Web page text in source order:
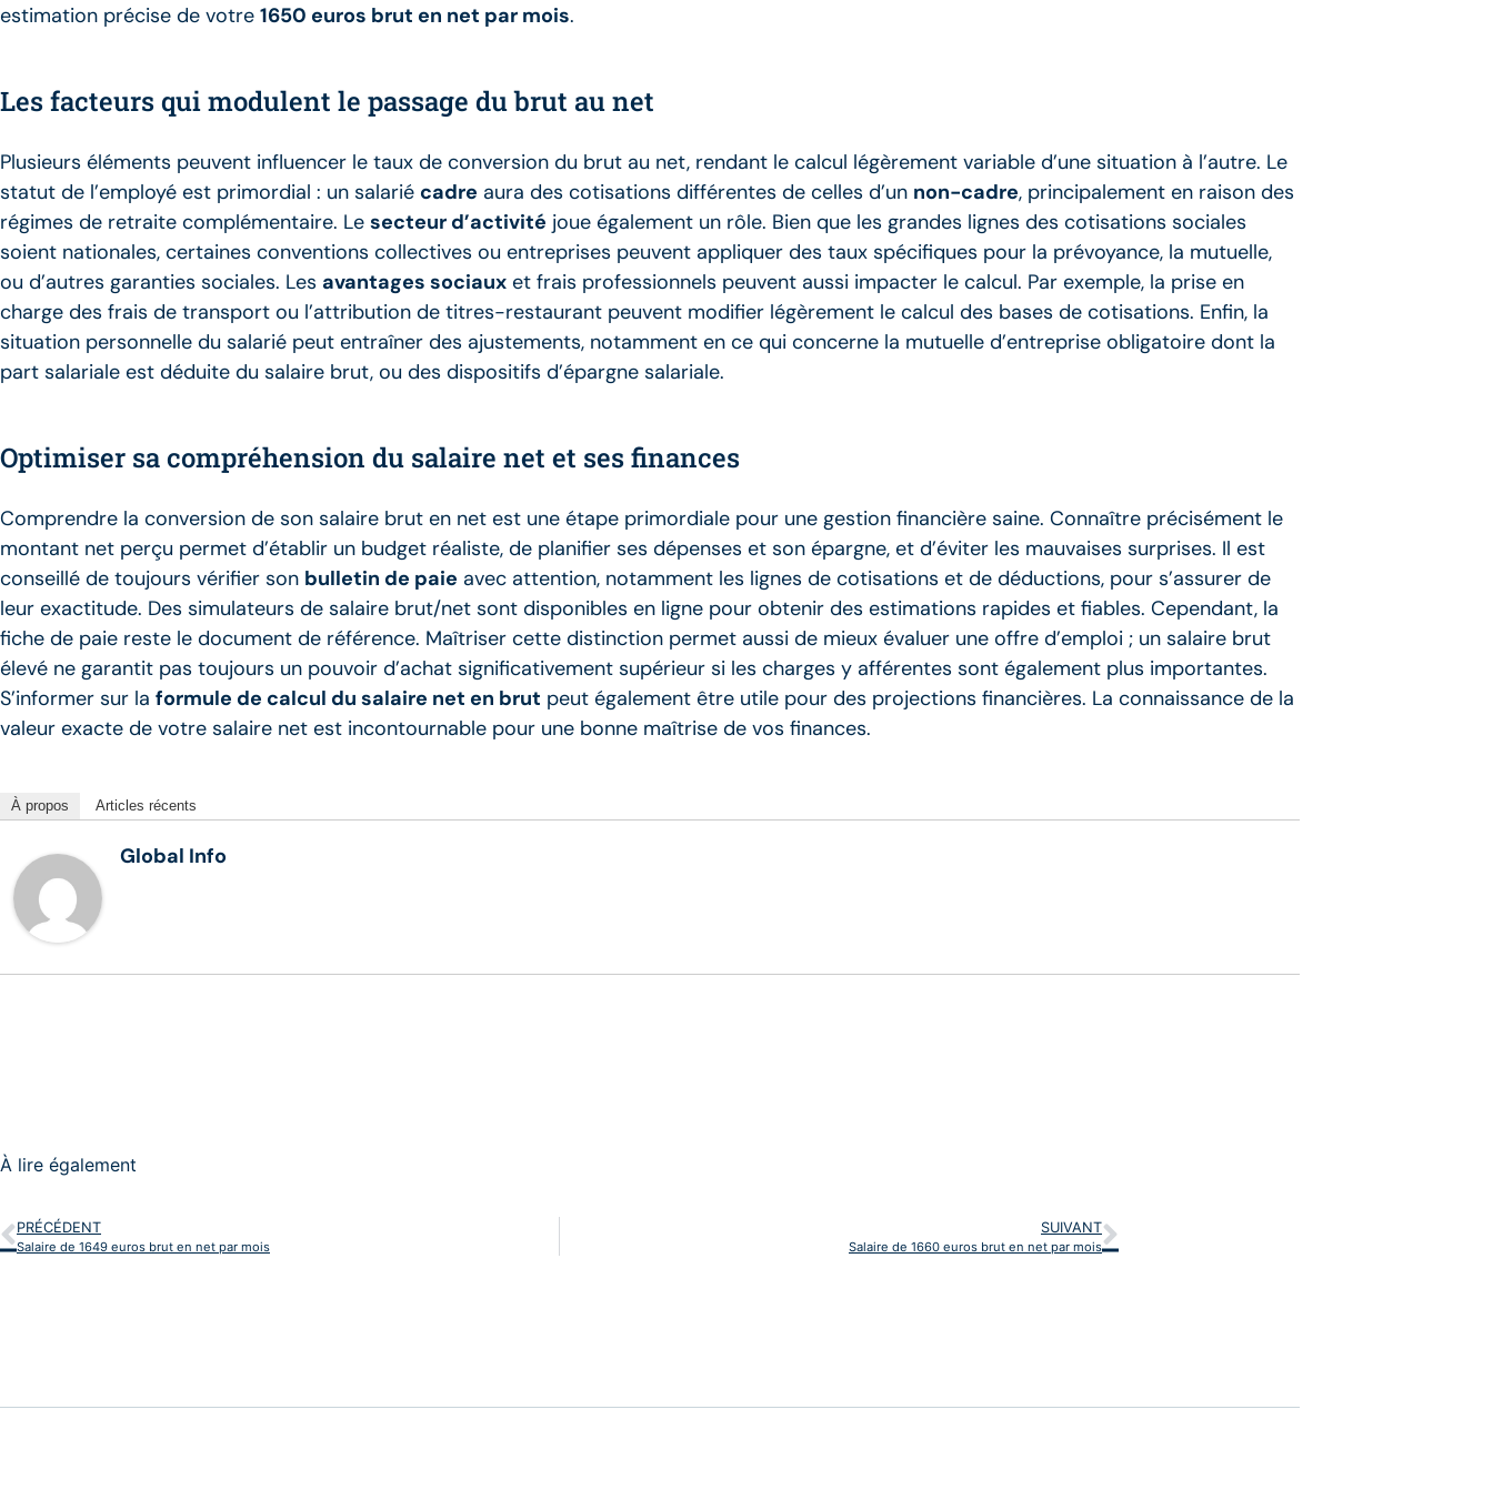
estimation précise de votre 1650 euros brut en net par mois.
Les facteurs qui modulent le passage du brut au net
Plusieurs éléments peuvent influencer le taux de conversion du brut au net, rendant le calcul légèrement variable d’une situation à l’autre. Le
statut de l’employé est primordial : un salarié cadre aura des cotisations différentes de celles d’un non-cadre, principalement en raison des
régimes de retraite complémentaire. Le secteur d’activité joue également un rôle. Bien que les grandes lignes des cotisations sociales
soient nationales, certaines conventions collectives ou entreprises peuvent appliquer des taux spécifiques pour la prévoyance, la mutuelle,
ou d’autres garanties sociales. Les avantages sociaux et frais professionnels peuvent aussi impacter le calcul. Par exemple, la prise en
charge des frais de transport ou l’attribution de titres-restaurant peuvent modifier légèrement le calcul des bases de cotisations. Enfin, la
situation personnelle du salarié peut entraîner des ajustements, notamment en ce qui concerne la mutuelle d’entreprise obligatoire dont la
part salariale est déduite du salaire brut, ou des dispositifs d’épargne salariale.
Optimiser sa compréhension du salaire net et ses finances
Comprendre la conversion de son salaire brut en net est une étape primordiale pour une gestion financière saine. Connaître précisément le
montant net perçu permet d’établir un budget réaliste, de planifier ses dépenses et son épargne, et d’éviter les mauvaises surprises. Il est
conseillé de toujours vérifier son bulletin de paie avec attention, notamment les lignes de cotisations et de déductions, pour s’assurer de
leur exactitude. Des simulateurs de salaire brut/net sont disponibles en ligne pour obtenir des estimations rapides et fiables. Cependant, la
fiche de paie reste le document de référence. Maîtriser cette distinction permet aussi de mieux évaluer une offre d’emploi ; un salaire brut
élevé ne garantit pas toujours un pouvoir d’achat significativement supérieur si les charges y afférentes sont également plus importantes.
S’informer sur la formule de calcul du salaire net en brut peut également être utile pour des projections financières. La connaissance de la
valeur exacte de votre salaire net est incontournable pour une bonne maîtrise de vos finances.
À propos Articles récents
Global Info
À lire également
PRÉCÉDENT
Salaire de 1649 euros brut en net par mois
SUIVANT
Salaire de 1660 euros brut en net par mois